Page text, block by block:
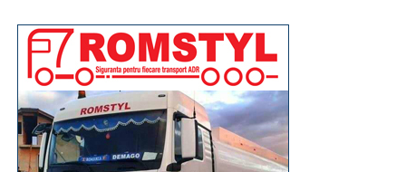
La fel ca și în anii precedenți, la finalul evenimentului de
marți, 11 august, tinerii voluntari din cadrul comitetelor
parohiale vor igieniza, împreună cu angajații Primăriei,
zona Parcului Mitropoliei.
„Așa cum se întâmplă la astfel de manifestări, unii
dintre concetățenii noștri sau cei aflați în tranzit vor fi